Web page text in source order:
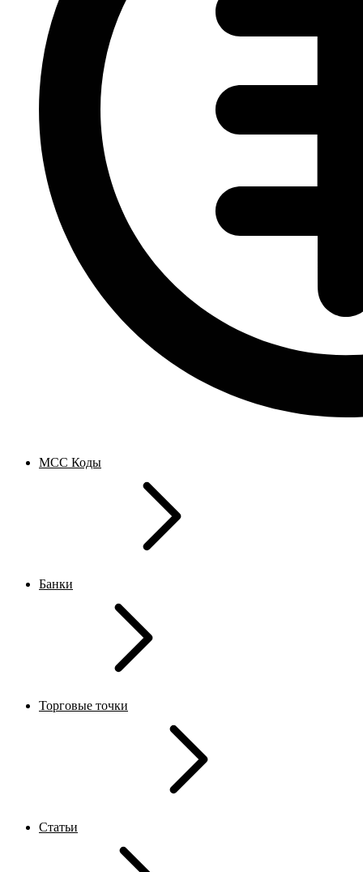
MCC Коды
Банки
Торговые точки
Статьи